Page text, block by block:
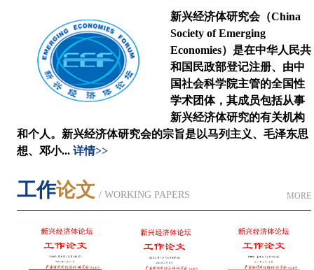
新兴经济体研究会（China
Society of Emerging
Economies）是在中华人民共
和国民政部登记注册、由中
国社会科学院主管的全国性
学术团体，其成员包括从事
新兴经济体研究的有关机构
和个人。新兴经济体研究会的宗旨是以马列主义、毛泽东思
想、邓小... 详情>>
工作论文 / WORKING PAPERS MORE